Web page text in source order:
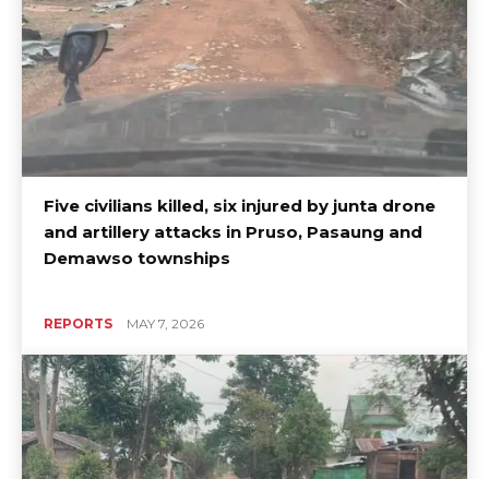
Five civilians killed, six injured by junta drone
and artillery attacks in Pruso, Pasaung and
Demawso townships
REPORTS MAY 7, 2026